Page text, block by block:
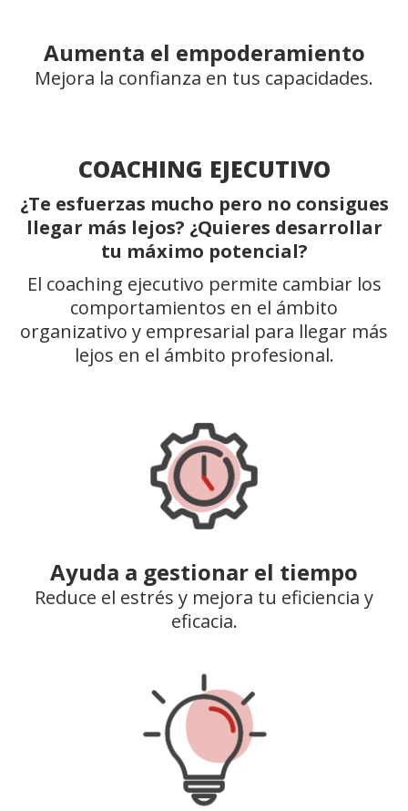
Aumenta el empoderamiento
Mejora la confianza en tus capacidades.
COACHING EJECUTIVO
¿Te esfuerzas mucho pero no consigues
llegar más lejos? ¿Quieres desarrollar
tu máximo potencial?
El coaching ejecutivo permite cambiar los
comportamientos en el ámbito
organizativo y empresarial para llegar más
lejos en el ámbito profesional.
Ayuda a gestionar el tiempo
Reduce el estrés y mejora tu eficiencia y
eficacia.